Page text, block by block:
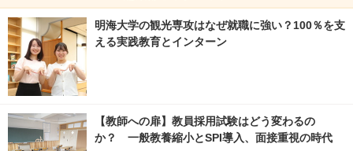
明海大学の観光専攻はなぜ就職に強い？100％を支
える実践教育とインターン
【教師への扉】教員採用試験はどう変わるの
か？ 一般教養縮小とSPI導入、面接重視の時代